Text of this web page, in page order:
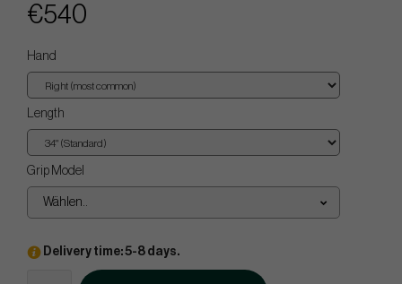
€540
Hand
Length
Grip Model
Wählen..
Delivery time: 5-8 days.